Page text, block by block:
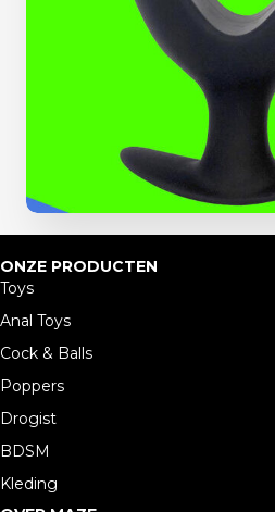
ONZE PRODUCTEN
Toys
Anal Toys
Cock & Balls
Poppers
Drogist
BDSM
Kleding